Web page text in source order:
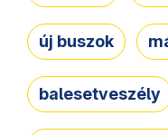
új buszok
balesetveszély